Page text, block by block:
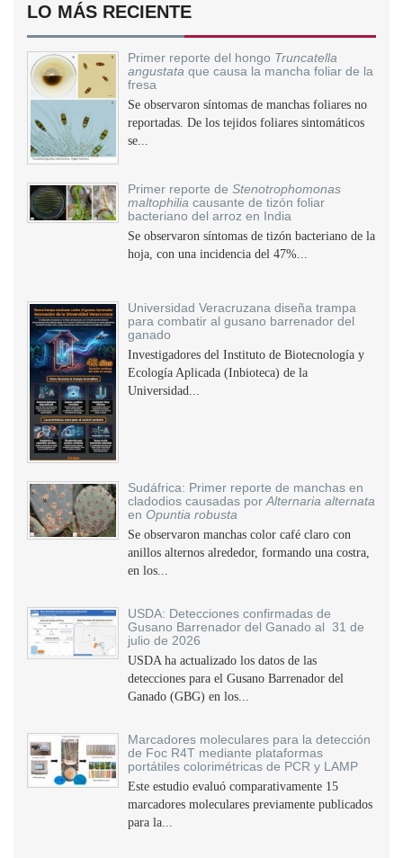
LO MÁS RECIENTE
Primer reporte del hongo Truncatella
angustata que causa la mancha foliar de la
fresa
Se observaron síntomas de manchas foliares no
reportadas. De los tejidos foliares sintomáticos
se...
Primer reporte de Stenotrophomonas
maltophilia causante de tizón foliar
bacteriano del arroz en India
Se observaron síntomas de tizón bacteriano de la
hoja, con una incidencia del 47%...
Universidad Veracruzana diseña trampa
para combatir al gusano barrenador del
ganado
Investigadores del Instituto de Biotecnología y
Ecología Aplicada (Inbioteca) de la
Universidad...
Sudáfrica: Primer reporte de manchas en
cladodios causadas por Alternaria alternata
en Opuntia robusta
Se observaron manchas color café claro con
anillos alternos alrededor, formando una costra,
en los...
USDA: Detecciones confirmadas de
Gusano Barrenador del Ganado al 31 de
julio de 2026
USDA ha actualizado los datos de las
detecciones para el Gusano Barrenador del
Ganado (GBG) en los...
Marcadores moleculares para la detección
de Foc R4T mediante plataformas
portátiles colorimétricas de PCR y LAMP
Este estudio evaluó comparativamente 15
marcadores moleculares previamente publicados
para la...